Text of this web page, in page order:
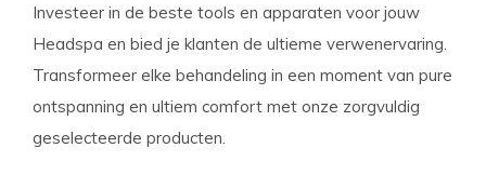
Investeer in de beste tools en apparaten voor jouw
Headspa en bied je klanten de ultieme verwenervaring.
Transformeer elke behandeling in een moment van pure
ontspanning en ultiem comfort met onze zorgvuldig
geselecteerde producten.